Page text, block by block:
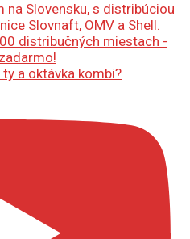
ty a oktávka kombi?